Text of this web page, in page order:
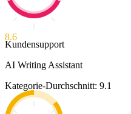
8.6
Kundensupport
AI Writing Assistant
Kategorie-Durchschnitt: 9.1